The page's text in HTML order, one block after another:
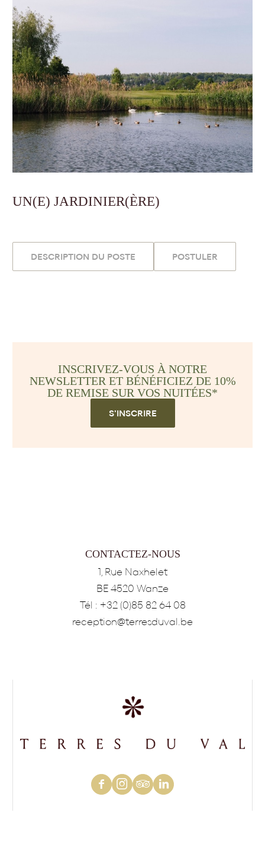
UN(E) JARDINIER(ÈRE)
DESCRIPTION DU POSTE POSTULER
INSCRIVEZ-VOUS À NOTRE
NEWSLETTER ET BÉNÉFICIEZ DE 10%
DE REMISE SUR VOS NUITÉES*
S'INSCRIRE
CONTACTEZ-NOUS
1, Rue Naxhelet
BE 4520 Wanze
Tél : +32 (0)85 82 64 08
reception@terresduval.be